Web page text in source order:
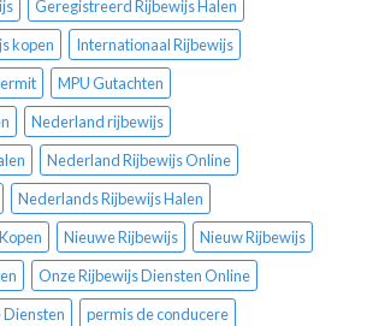
Geregistreerd Rijbewijs Halen
kopen
Internationaal Rijbewijs
MPU Gutachten
Nederland rijbewijs
Nederland Rijbewijs Online
Nederlands Rijbewijs Halen
Nieuwe Rijbewijs
Nieuw Rijbewijs
Onze Rijbewijs Diensten Online
Diensten
permis de conducere